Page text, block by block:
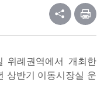
위례권역에서 개최한
상반기 이동시장실 운